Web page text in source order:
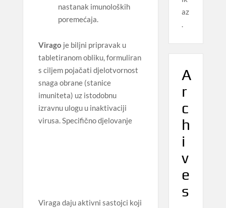
nastanak imunoloških
poremećaja.
Virago je biljni pripravak u
tabletiranom obliku, formuliran
s ciljem pojačati djelotvornost
snaga obrane (stanice
imuniteta) uz istodobnu
izravnu ulogu u inaktivaciji
virusa.Specifično djelovanje
Viraga daju aktivni sastojci koji
az
.
A
r
c
h
i
v
e
s